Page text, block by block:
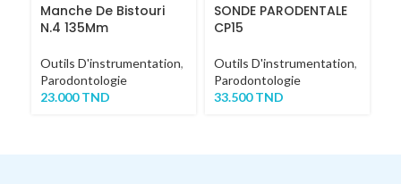
Manche De Bistouri
N.4 135Mm
Outils D'instrumentation,
Parodontologie
23.000TND
SONDE PARODENTALE
CP15
Outils D'instrumentation,
Parodontologie
33.500TND